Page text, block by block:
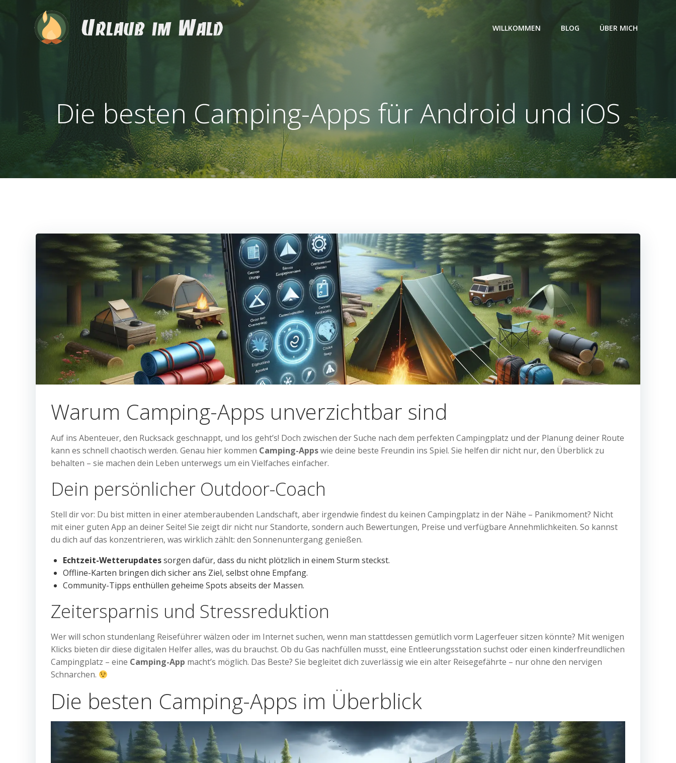
WILLKOMMEN BLOG ÜBER MICH
Die besten Camping-Apps für Android und iOS
Warum Camping-Apps unverzichtbar sind
Auf ins Abenteuer, den Rucksack geschnappt, und los geht’s! Doch zwischen der Suche nach dem perfekten Campingplatz und der Planung deiner Route
kann es schnell chaotisch werden. Genau hier kommen Camping-Appswie deine beste Freundin ins Spiel. Sie helfen dir nicht nur, den Überblick zu
behalten – sie machen dein Leben unterwegs um ein Vielfaches einfacher.
Dein persönlicher Outdoor-Coach
Stell dir vor: Du bist mitten in einer atemberaubenden Landschaft, aber irgendwie findest du keinen Campingplatz in der Nähe – Panikmoment? Nicht
mit einer guten App an deiner Seite! Sie zeigt dir nicht nur Standorte, sondern auch Bewertungen, Preise und verfügbare Annehmlichkeiten. So kannst
du dich auf das konzentrieren, was wirklich zählt: den Sonnenuntergang genießen.
Echtzeit-Wetterupdatessorgen dafür, dass du nicht plötzlich in einem Sturm steckst.
Offline-Karten bringen dich sicher ans Ziel, selbst ohne Empfang.
Community-Tipps enthüllen geheime Spots abseits der Massen.
Zeitersparnis und Stressreduktion
Wer will schon stundenlang Reiseführer wälzen oder im Internet suchen, wenn man stattdessen gemütlich vorm Lagerfeuer sitzen könnte? Mit wenigen
Klicks bieten dir diese digitalen Helfer alles, was du brauchst. Ob du Gas nachfüllen musst, eine Entleerungsstation suchst oder einen kinderfreundlichen
Campingplatz – eine Camping-App macht’s möglich. Das Beste? Sie begleitet dich zuverlässig wie ein alter Reisegefährte – nur ohne den nervigen
Schnarchen.
Die besten Camping-Apps im Überblick